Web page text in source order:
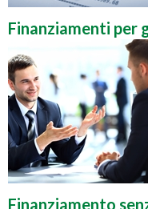
Finanziamenti per
Finanziamento